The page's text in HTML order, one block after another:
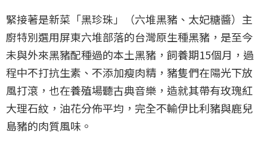
緊接著是新菜「黑珍珠」（六堆黑豬、太妃糖醬）主
廚特別選用屏東六堆部落的台灣原生種黑豬，是至今
未與外來黑豬配種過的本土黑豬，飼養期15個月，過
程中不打抗生素、不添加瘦肉精，豬隻們在陽光下放
風打滾，也在養殖場聽古典音樂，造就其帶有玫瑰紅
大理石紋，油花分佈平均，完全不輸伊比利豬與鹿兒
島豬的肉質風味。